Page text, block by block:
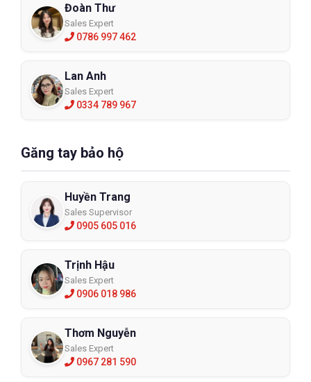
Đoàn Thư
Sales Expert
0786 997 462
Lan Anh
Sales Expert
0334 789 967
Găng tay bảo hộ
Huyền Trang
Sales Supervisor
0905 605 016
Trịnh Hậu
Sales Expert
0906 018 986
Thơm Nguyễn
Sales Expert
0967 281 590